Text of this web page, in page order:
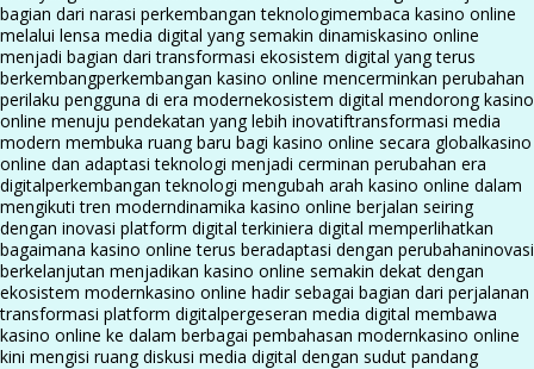
bagian dari narasi perkembangan teknologimembaca kasino online
melalui lensa media digital yang semakin dinamiskasino online
menjadi bagian dari transformasi ekosistem digital yang terus
berkembangperkembangan kasino online mencerminkan perubahan
perilaku pengguna di era modernekosistem digital mendorong kasino
online menuju pendekatan yang lebih inovatiftransformasi media
modern membuka ruang baru bagi kasino online secara globalkasino
online dan adaptasi teknologi menjadi cerminan perubahan era
digitalperkembangan teknologi mengubah arah kasino online dalam
mengikuti tren moderndinamika kasino online berjalan seiring
dengan inovasi platform digital terkiniera digital memperlihatkan
bagaimana kasino online terus beradaptasi dengan perubahaninovasi
berkelanjutan menjadikan kasino online semakin dekat dengan
ekosistem modernkasino online hadir sebagai bagian dari perjalanan
transformasi platform digitalpergeseran media digital membawa
kasino online ke dalam berbagai pembahasan modernkasino online
kini mengisi ruang diskusi media digital dengan sudut pandang